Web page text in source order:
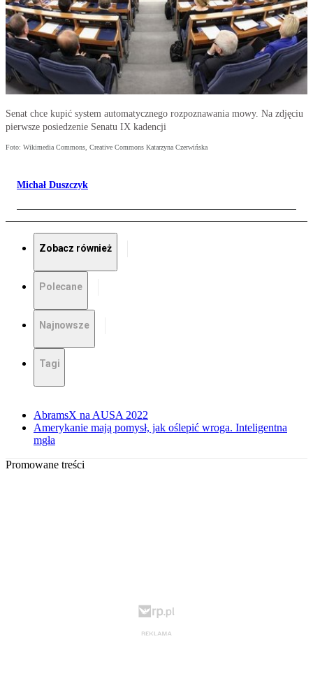
Senat chce kupić system automatycznego rozpoznawania mowy. Na zdjęciu
pierwsze posiedzenie Senatu IX kadencji
Foto: Wikimedia Commons, Creative Commons Katarzyna Czerwińska
Michał Duszczyk
Zobacz również
Polecane
Najnowsze
Tagi
AbramsX na AUSA 2022
Amerykanie mają pomysł, jak oślepić wroga. Inteligentna
mgła
Promowane treści